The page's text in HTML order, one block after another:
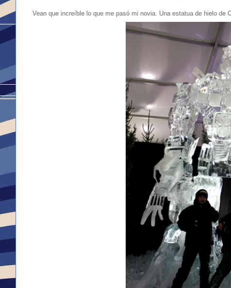
Vean que increíble lo que me pasó mi novia. Una estatua de hielo de